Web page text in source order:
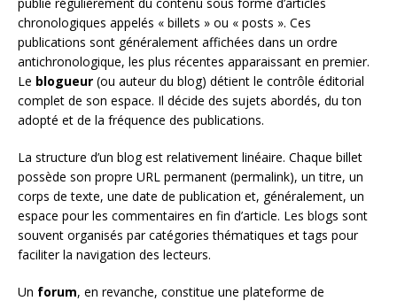
chronologiques appelés « billets » ou « posts ». Ces
publications sont généralement affichées dans un ordre
antichronologique, les plus récentes apparaissant en premier.
Le blogueur (ou auteur du blog) détient le contrôle éditorial
complet de son espace. Il décide des sujets abordés, du ton
adopté et de la fréquence des publications.
La structure d’un blog est relativement linéaire. Chaque billet
possède son propre URL permanent (permalink), un titre, un
corps de texte, une date de publication et, généralement, un
espace pour les commentaires en fin d’article. Les blogs sont
souvent organisés par catégories thématiques et tags pour
faciliter la navigation des lecteurs.
Un forum, en revanche, constitue une plateforme de